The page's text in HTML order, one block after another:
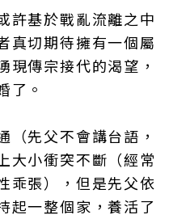
許基於戰亂流離之中
真切期待擁有一個屬
現傳宗接代的渴望，
了。
（先父不會講台語，
大小衝突不斷（經常
乖張），但是先父依
起一整個家，養活了